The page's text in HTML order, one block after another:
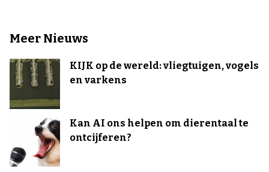
Meer Nieuws
KIJK op de wereld: vliegtuigen, vogels
en varkens
Kan AI ons helpen om dierentaal te
ontcijferen?